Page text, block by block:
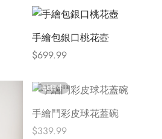
手繪包銀口桃花壺
$699.99
缺貨中
手繪鬥彩皮球花蓋碗
$339.99